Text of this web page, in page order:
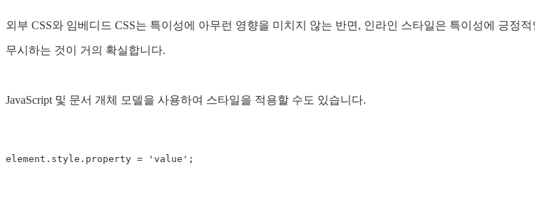
외부 CSS와 임베디드 CSS는 특이성에 아무런 영향을 미치지 않는 반면, 인라인 스타일은 특이성에 긍
무시하는 것이 거의 확실합니다.
JavaScript 및 문서 개체 모델을 사용하여 스타일을 적용할 수도 있습니다.